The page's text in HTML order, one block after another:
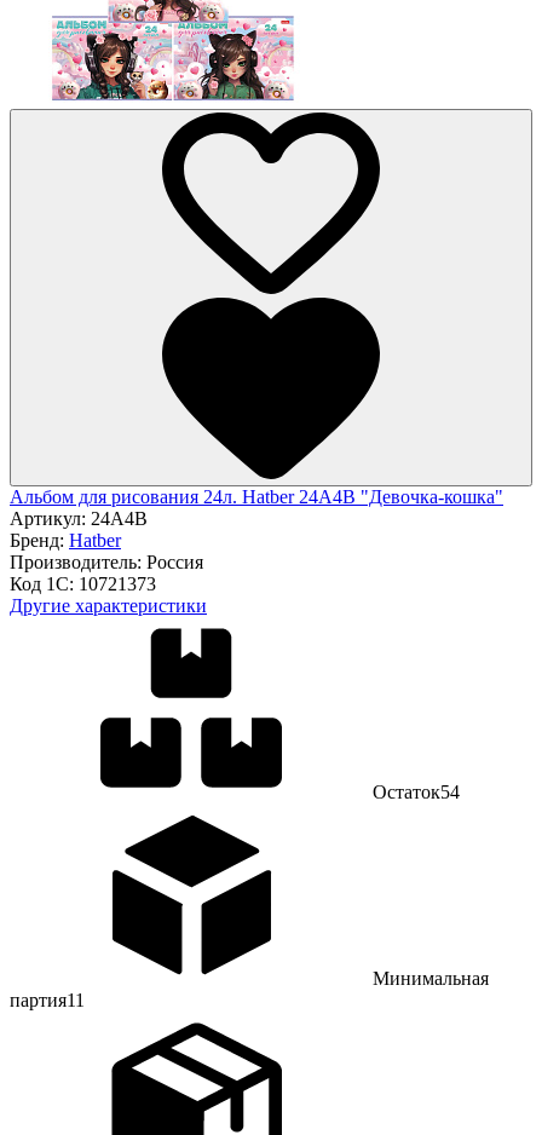
Альбом для рисования 24л. Hatber 24А4В "Девочка-кошка"
Артикул: 24А4В
Бренд: Hatber
Производитель: Россия
Код 1С: 10721373
Другие характеристики
Остаток54
Минимальная
партия11